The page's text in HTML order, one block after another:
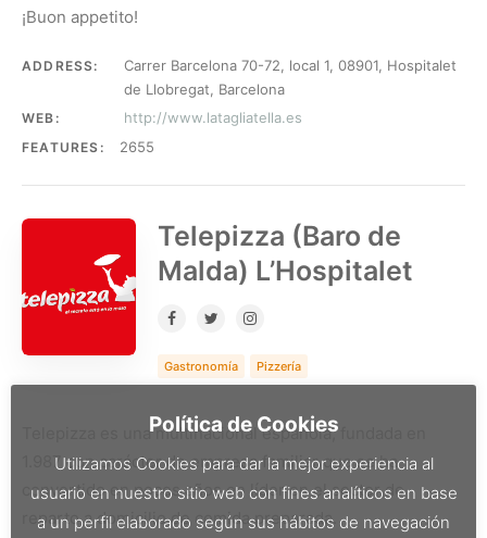
¡Buon appetito!
ADDRESS:
Carrer Barcelona 70-72, local 1, 08901, Hospitalet
de Llobregat, Barcelona
WEB: http://www.latagliatella.es
FEATURES: 2655
Telepizza (Baro de
Malda) L’Hospitalet
Gastronomía Pizzería
Telepizza es una multinacional española, fundada en
1.987 con carácter de empresa familiar que se ha
convertido en pocos años en líder en el sector de
reparto a domicilio de comida preparada.
Política de Cookies
Utilizamos Cookies para dar la mejor experiencia al
usuario en nuestro sitio web con fines analíticos en base
a un perfil elaborado según sus hábitos de navegación